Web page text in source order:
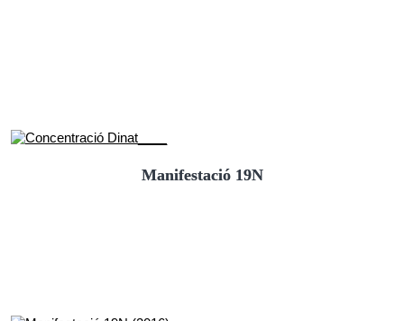
Manifestació 19N